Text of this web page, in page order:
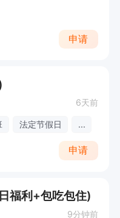
申请
6天前
法定节假日 ...
申请
福利+包吃包住)
9分钟前